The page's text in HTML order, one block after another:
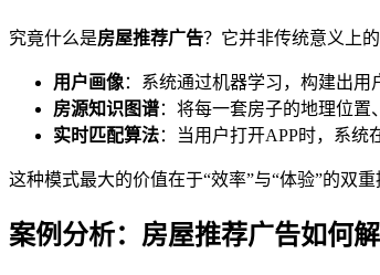
究竟什么是房屋推荐广告？它并非传统意义上
用户画像：系统通过机器学习，构建出用
房源知识图谱：将每一套房子的地理位置
实时匹配算法：当用户打开APP时，系统
这种模式最大的价值在于“效率”与“体验”的双
案例分析：房屋推荐广告如何